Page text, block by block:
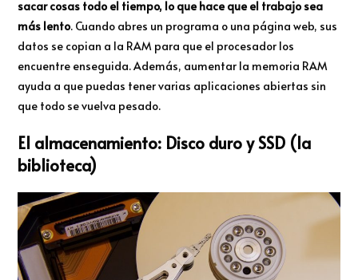
sacar cosas todo el tiempo, lo que hace que el trabajo sea
más lento. Cuando abres un programa o una página web, sus
datos se copian a la RAM para que el procesador los
encuentre enseguida. Además, aumentar la memoria RAM
ayuda a que puedas tener varias aplicaciones abiertas sin
que todo se vuelva pesado.
El almacenamiento: Disco duro y SSD (la
biblioteca)